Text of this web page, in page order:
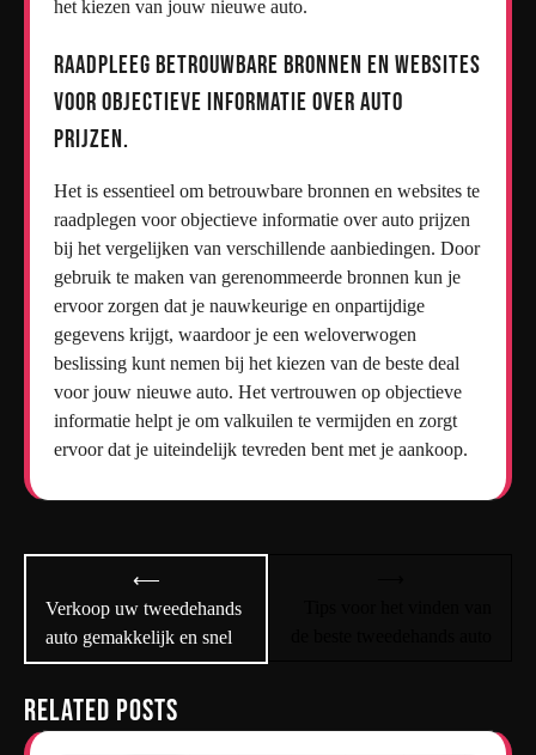
het kiezen van jouw nieuwe auto.
Raadpleeg betrouwbare bronnen en websites
voor objectieve informatie over auto
prijzen.
Het is essentieel om betrouwbare bronnen en websites te
raadplegen voor objectieve informatie over auto prijzen
bij het vergelijken van verschillende aanbiedingen. Door
gebruik te maken van gerenommeerde bronnen kun je
ervoor zorgen dat je nauwkeurige en onpartijdige
gegevens krijgt, waardoor je een weloverwogen
beslissing kunt nemen bij het kiezen van de beste deal
voor jouw nieuwe auto. Het vertrouwen op objectieve
informatie helpt je om valkuilen te vermijden en zorgt
ervoor dat je uiteindelijk tevreden bent met je aankoop.
navigatie
⟵
Verkoop uw tweedehands
auto gemakkelijk en snel
Related Posts